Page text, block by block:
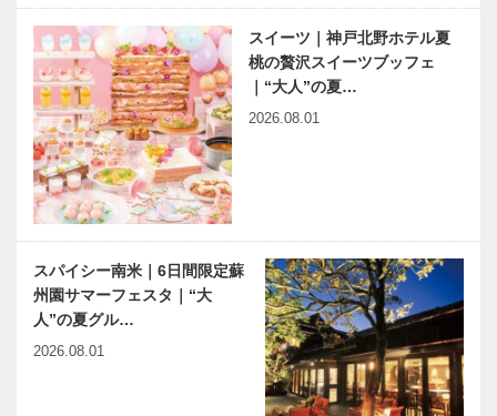
スイーツ｜神戸北野ホテル夏
桃の贅沢スイーツブッフェ
｜“大人”の夏…
2026.08.01
スパイシー南米｜6日間限定蘇
州園サマーフェスタ｜“大
人”の夏グル…
2026.08.01